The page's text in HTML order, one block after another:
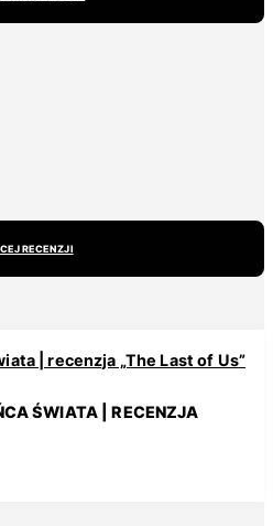
RECENZJI
ŚWIATA | RECENZJA